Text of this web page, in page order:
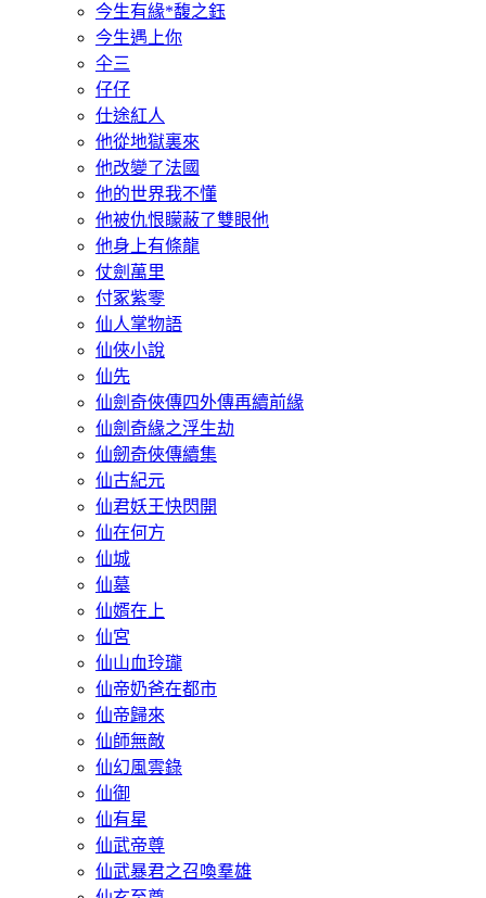
今生有緣*馥之鈺
今生遇上你
仐三
仔仔
仕途紅人
他從地獄裏來
他改變了法國
他的世界我不懂
他被仇恨矇蔽了雙眼他
他身上有條龍
仗劍萬里
付冢紫零
仙人掌物語
仙俠小說
仙先
仙劍奇俠傳四外傳再續前緣
仙劍奇緣之浮生劫
仙劒奇俠傳續集
仙古紀元
仙君妖王快閃開
仙在何方
仙城
仙墓
仙婿在上
仙宮
仙山血玲瓏
仙帝奶爸在都市
仙帝歸來
仙師無敵
仙幻風雲錄
仙御
仙有星
仙武帝尊
仙武暴君之召喚羣雄